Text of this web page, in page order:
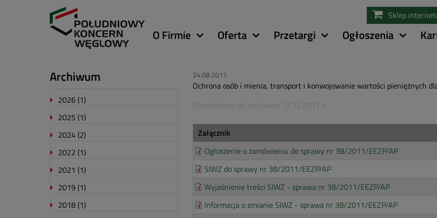
treści
Sklep
Główna
O Firmie Oferta Przetargi Ogłoszenia
24.08.2011
Ochrona osób i mienia, transport i konwojowanie wartości pieniężnych
Załącznik
Ogłoszenie o zamówieniu do sprawy nr 38/2011/EEZP/AP
SIWZ do sprawy nr 38/2011/EEZP/AP
Wyjaśnienie treści SIWZ - sprawa nr 38/2011/EEZP/AP
Informacja o zmianie SIWZ - sprawa nr 38/2011/EEZP/AP
Archiwum
2026 (1)
2025 (1)
2024 (2)
2022 (1)
2021 (1)
2019 (1)
2018 (1)